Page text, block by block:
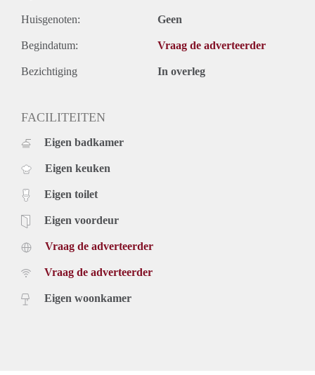
Huisgenoten: Geen
Begindatum: Vraag de adverteerder
Bezichtiging In overleg
FACILITEITEN
Eigen badkamer
Eigen keuken
Eigen toilet
Eigen voordeur
Vraag de adverteerder
Vraag de adverteerder
Eigen woonkamer